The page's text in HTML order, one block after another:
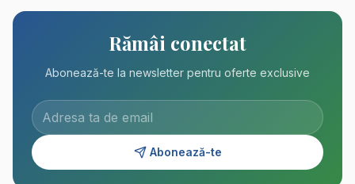
Rămâi conectat
Abonează-te la newsletter pentru oferte exclusive
Abonează-te